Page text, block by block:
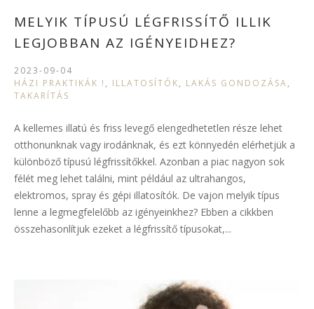
MELYIK TÍPUSÚ LÉGFRISSÍTŐ ILLIK
LEGJOBBAN AZ IGÉNYEIDHEZ?
2023-09-04
HÁZI PRAKTIKÁK ! , ILLATOSÍTÓK, LAKÁS GONDOZÁSA,
TAKARÍTÁS
A kellemes illatú és friss levegő elengedhetetlen része lehet
otthonunknak vagy irodánknak, és ezt könnyedén elérhetjük a
különböző típusú légfrissítőkkel. Azonban a piac nagyon sok
félét meg lehet találni, mint például az ultrahangos,
elektromos, spray és gépi illatosítók. De vajon melyik típus
lenne a legmegfelelőbb az igényeinkhez? Ebben a cikkben
összehasonlítjuk ezeket a légfrissítő típusokat,...